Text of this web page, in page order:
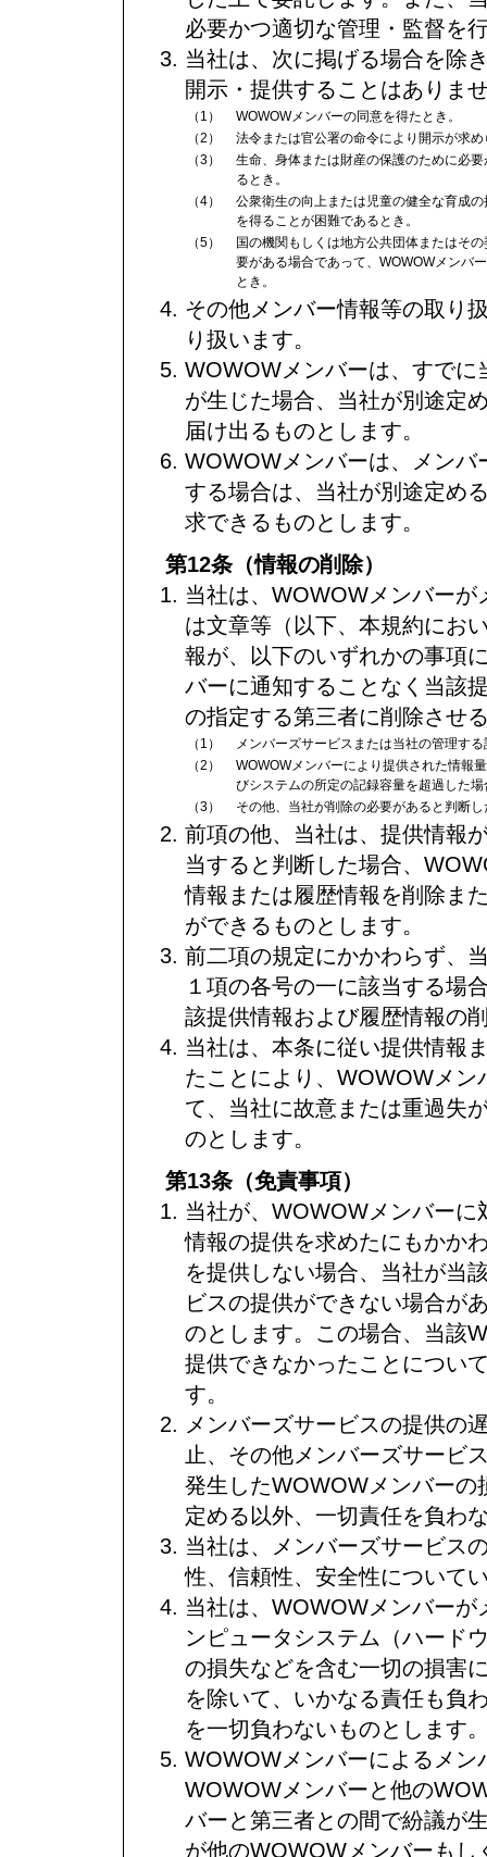
必要かつ適切な管理・監督を
当社は、次に掲げる場合を除
開示・提供することはありま
（1）
WOWOWメンバーの同意を得たとき。
（2）
法令または官公署の命令により開示が求
（3）
生命、身体または財産の保護のために必
るとき。
（4）
公衆衛生の向上または児童の健全な育成
を得ることが困難であるとき。
（5）
国の機関もしくは地方公共団体またはそ
要がある場合であって、WOWOWメンバ
とき。
その他メンバー情報等の取り
り扱います。
WOWOWメンバーは、すで
が生じた場合、当社が別途定
届け出るものとします。
WOWOWメンバーは、メン
する場合は、当社が別途定め
求できるものとします。
第12条（情報の削除）
当社は、WOWOWメンバー
は文章等（以下、本規約にお
報が、以下のいずれかの事項
バーに通知することなく当該
の指定する第三者に削除させ
（1）
メンバーズサービスまたは当社の管理す
（2）
WOWOWメンバーにより提供された情報
びシステムの所定の記録容量を超過した場
（3）
その他、当社が削除の必要があると判断し
前項の他、当社は、提供情報
当すると判断した場合、
情報または履歴情報を削除ま
ができるものとします。
前二項の規定にかかわらず、
１項の各号の一に該当する場
該提供情報および履歴情報の
当社は、本条に従い提供情報
たことにより、WOWOWメ
て、当社に故意または重過失
のとします。
第13条（免責事項）
当社が、WOWOWメンバー
情報の提供を求めたにもかか
を提供しない場合、当社が当
ビスの提供ができない場合が
のとします。この場合、当該
提供できなかったことについ
す。
メンバーズサービスの提供の
止、その他メンバーズサービ
発生したWOWOWメンバー
定める以外、一切責任を負わ
当社は、メンバーズサービス
性、信頼性、安全性について
当社は、WOWOWメンバー
ンピュータシステム（ハード
の損失などを含む一切の損害
を除いて、いかなる責任も負
を一切負わないものとします
WOWOWメンバーによるメ
WOWOWメンバーと他の
バーと第三者との間で紛議が
が他のWOWOWメンバーも